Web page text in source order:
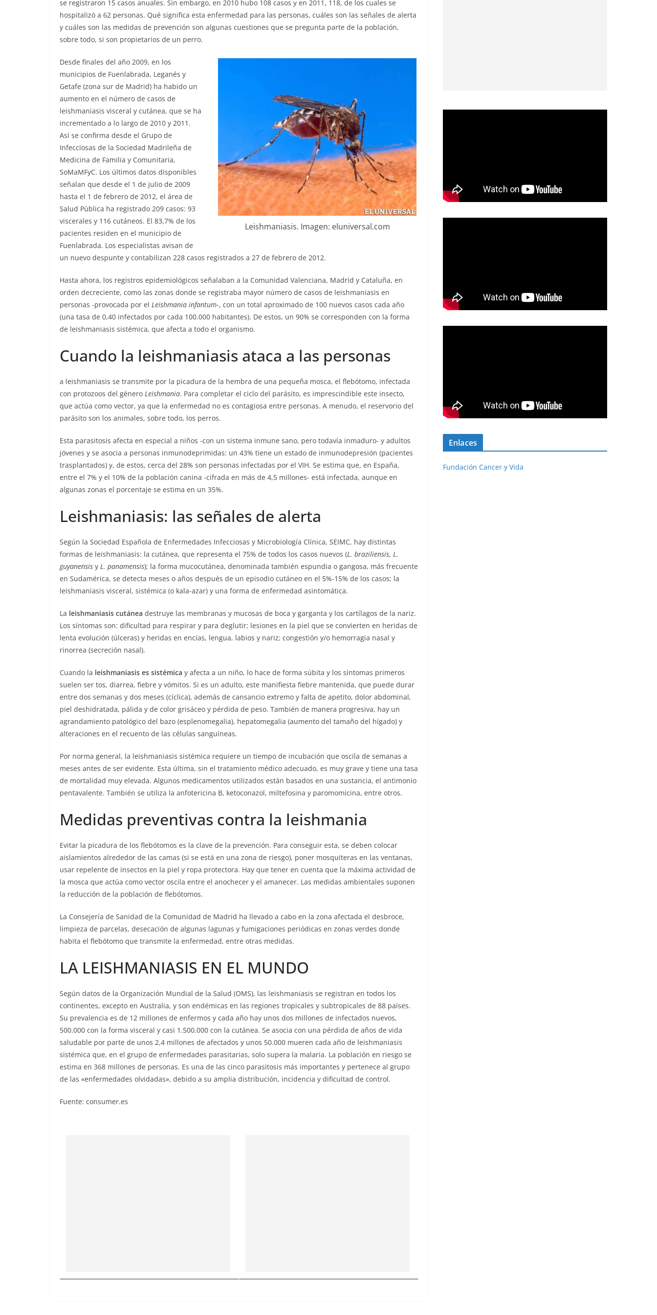
se registraron 15 casos anuales. Sin embargo, en 2010 hubo 108 casos y en 2011, 118, de los cuales se
hospitalizó a 62 personas. Qué significa esta enfermedad para las personas, cuáles son las señales de alerta
y cuáles son las medidas de prevención son algunas cuestiones que se pregunta parte de la población,
sobre todo, si son propietarios de un perro.
Leishmaniasis. Imagen: eluniversal.com
Desde finales del año 2009, en los
municipios de Fuenlabrada, Leganés y
Getafe (zona sur de Madrid) ha habido un
aumento en el número de casos de
leishmaniasis visceral y cutánea, que se ha
incrementado a lo largo de 2010 y 2011.
Así se confirma desde el Grupo de
Infecciosas de la Sociedad Madrileña de
Medicina de Familia y Comunitaria,
SoMaMFyC. Los últimos datos disponibles
señalan que desde el 1 de julio de 2009
hasta el 1 de febrero de 2012, el área de
Salud Pública ha registrado 209 casos: 93
viscerales y 116 cutáneos. El 83,7% de los
pacientes residen en el municipio de
Fuenlabrada. Los especialistas avisan de
un nuevo despunte y contabilizan 228 casos registrados a 27 de febrero de 2012.
Hasta ahora, los registros epidemiológicos señalaban a la Comunidad Valenciana, Madrid y Cataluña, en
orden decreciente, como las zonas donde se registraba mayor número de casos de leishmaniasis en
personas -provocada por el Leishmania infantum-, con un total aproximado de 100 nuevos casos cada año
(una tasa de 0,40 infectados por cada 100.000 habitantes). De estos, un 90% se corresponden con la forma
de leishmaniasis sistémica, que afecta a todo el organismo.
Cuando la leishmaniasis ataca a las personas
a leishmaniasis se transmite por la picadura de la hembra de una pequeña mosca, el flebótomo, infectada
con protozoos del género Leishmania. Para completar el ciclo del parásito, es imprescindible este insecto,
que actúa como vector, ya que la enfermedad no es contagiosa entre personas. A menudo, el reservorio del
parásito son los animales, sobre todo, los perros.
Esta parasitosis afecta en especial a niños -con un sistema inmune sano, pero todavía inmaduro- y adultos
jóvenes y se asocia a personas inmunodeprimidas: un 43% tiene un estado de inmunodepresión (pacientes
trasplantados) y, de estos, cerca del 28% son personas infectadas por el VIH. Se estima que, en España,
entre el 7% y el 10% de la población canina -cifrada en más de 4,5 millones- está infectada, aunque en
algunas zonas el porcentaje se estima en un 35%.
Leishmaniasis: las señales de alerta
Según la Sociedad Española de Enfermedades Infecciosas y Microbiología Clínica, SEIMC, hay distintas
formas de leishmaniasis: la cutánea, que representa el 75% de todos los casos nuevos (L. braziliensis, L.
guyanensis y L. panamensis); la forma mucocutánea, denominada también espundia o gangosa, más frecuente
en Sudamérica, se detecta meses o años después de un episodio cutáneo en el 5%-15% de los casos; la
leishmaniasis visceral, sistémica (o kala-azar) y una forma de enfermedad asintomática.
La leishmaniasis cutánea destruye las membranas y mucosas de boca y garganta y los cartílagos de la nariz.
Los síntomas son: dificultad para respirar y para deglutir; lesiones en la piel que se convierten en heridas de
lenta evolución (úlceras) y heridas en encías, lengua, labios y nariz; congestión y/o hemorragia nasal y
rinorrea (secreción nasal).
Cuando la leishmaniasis es sistémica y afecta a un niño, lo hace de forma súbita y los síntomas primeros
suelen ser tos, diarrea, fiebre y vómitos. Si es un adulto, este manifiesta fiebre mantenida, que puede durar
entre dos semanas y dos meses (cíclica), además de cansancio extremo y falta de apetito, dolor abdominal,
piel deshidratada, pálida y de color grisáceo y pérdida de peso. También de manera progresiva, hay un
agrandamiento patológico del bazo (esplenomegalia), hepatomegalia (aumento del tamaño del hígado) y
alteraciones en el recuento de las células sanguíneas.
Por norma general, la leishmaniasis sistémica requiere un tiempo de incubación que oscila de semanas a
meses antes de ser evidente. Esta última, sin el tratamiento médico adecuado, es muy grave y tiene una tasa
de mortalidad muy elevada. Algunos medicamentos utilizados están basados en una sustancia, el antimonio
pentavalente. También se utiliza la anfotericina B, ketoconazol, miltefosina y paromomicina, entre otros.
Medidas preventivas contra la leishmania
Evitar la picadura de los flebótomos es la clave de la prevención. Para conseguir esta, se deben colocar
aislamientos alrededor de las camas (si se está en una zona de riesgo), poner mosquiteras en las ventanas,
usar repelente de insectos en la piel y ropa protectora. Hay que tener en cuenta que la máxima actividad de
la mosca que actúa como vector oscila entre el anochecer y el amanecer. Las medidas ambientales suponen
la reducción de la población de flebótomos.
La Consejería de Sanidad de la Comunidad de Madrid ha llevado a cabo en la zona afectada el desbroce,
limpieza de parcelas, desecación de algunas lagunas y fumigaciones periódicas en zonas verdes donde
habita el flebótomo que transmite la enfermedad, entre otras medidas.
LA LEISHMANIASIS EN EL MUNDO
Según datos de la Organización Mundial de la Salud (OMS), las leishmaniasis se registran en todos los
continentes, excepto en Australia, y son endémicas en las regiones tropicales y subtropicales de 88 países.
Su prevalencia es de 12 millones de enfermos y cada año hay unos dos millones de infectados nuevos,
500.000 con la forma visceral y casi 1.500.000 con la cutánea. Se asocia con una pérdida de años de vida
saludable por parte de unos 2,4 millones de afectados y unos 50.000 mueren cada año de leishmaniasis
sistémica que, en el grupo de enfermedades parasitarias, solo supera la malaria. La población en riesgo se
estima en 368 millones de personas. Es una de las cinco parasitosis más importantes y pertenece al grupo
de las «enfermedades olvidadas», debido a su amplia distribución, incidencia y dificultad de control.
Fuente: consumer.es
Enlaces
Fundación Cancer y Vida